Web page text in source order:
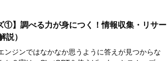
①】調べる力が身につく！情報収集・リサー
説）
ンジンではなかなか思うように答えが見つからな